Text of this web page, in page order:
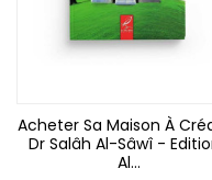
Acheter Sa Maison À
Dr Salâh Al-Sâwî -
Al...